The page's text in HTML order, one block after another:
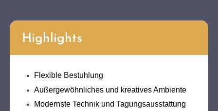
Highlights
Flexible Bestuhlung
Außergewöhnliches und kreatives Ambiente
Modernste Technik und Tagungsausstattung